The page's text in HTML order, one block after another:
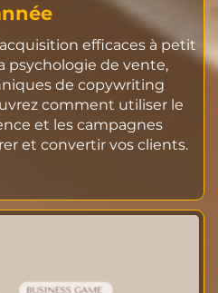
efficaces à petit
psychologie de vente,
de copywriting
comment utiliser le
et les campagnes
et convertir vos clients.